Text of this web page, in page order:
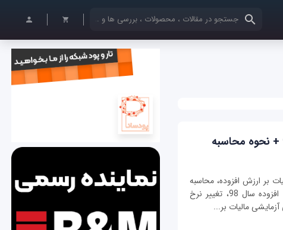
کلمات کلیدی خود را وارد کنید
بر ارزش افزوده، محاسبه
مالیات بر ارزش افزوده، نرخ مالیات بر ارزش افزوده سال 98، تغییر نرخ
مالیات بر...